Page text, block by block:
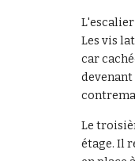
Les vis
car
Le
étage. Il